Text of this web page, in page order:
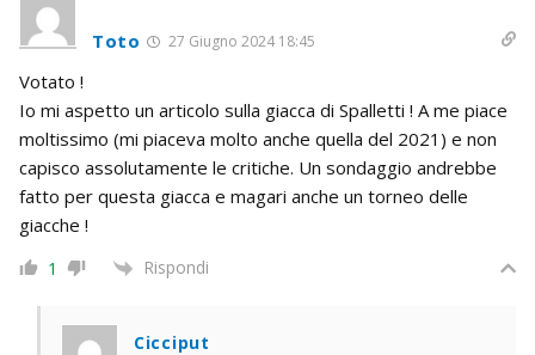
Toto 27 Giugno 2024 18:45
Votato !
Io mi aspetto un articolo sulla giacca di Spalletti ! A me piace
moltissimo (mi piaceva molto anche quella del 2021) e non
capisco assolutamente le critiche. Un sondaggio andrebbe
fatto per questa giacca e magari anche un torneo delle
giacche !
1 Rispondi
Cicciput